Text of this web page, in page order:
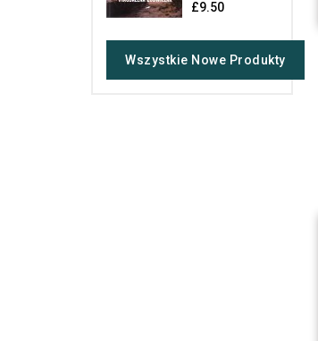
£9.50
Wszystkie Nowe Produkty